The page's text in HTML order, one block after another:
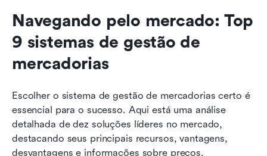
Navegando pelo mercado: Top
9 sistemas de gestão de
mercadorias
Escolher o sistema de gestão de mercadorias certo é
essencial para o sucesso. Aqui está uma análise
detalhada de dez soluções líderes no mercado,
destacando seus principais recursos, vantagens,
desvantagens e informações sobre preços.